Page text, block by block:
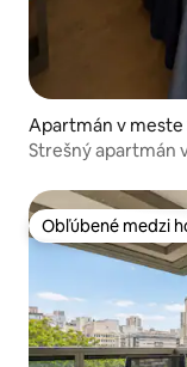
Apartmán v meste
Strešný apartmán
Obľúbené medzi
Obľúbené medzi